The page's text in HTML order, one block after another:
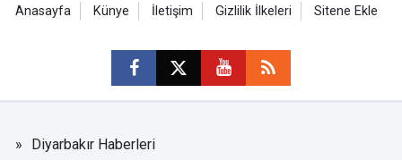
Anasayfa Künye İletişim Gizlilik İlkeleri Sitene Ekle
Diyarbakır Haberleri